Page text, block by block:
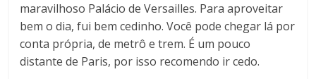
maravilhoso Palácio de Versailles. Para aproveitar
bem o dia, fui bem cedinho. Você pode chegar lá por
conta própria, de metrô e trem. É um pouco
distante de Paris, por isso recomendo ir cedo.